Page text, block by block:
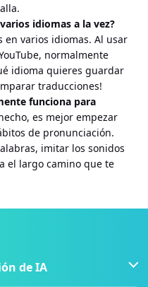
idiomas a la vez?
en varios idiomas. Al usar
normalmente
idioma quieres guardar
traducciones!
funciona para
es mejor empezar
de pronunciación.
imitar los sonidos
el largo camino que te
de IA